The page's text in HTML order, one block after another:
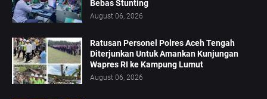
Bebas Stunting
August 06, 2026
Ratusan Personel Polres Aceh Tengah
Diterjunkan Untuk Amankan Kunjungan
Wapres RI ke Kampung Lumut
August 06, 2026